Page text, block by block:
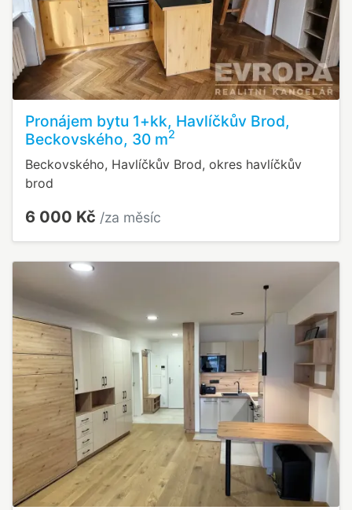
Pronájem bytu 1+kk, Havlíčkův Brod,
Beckovského, 30 m2
Beckovského, Havlíčkův Brod, okres havlíčkův
brod
6 000 Kč /za měsíc